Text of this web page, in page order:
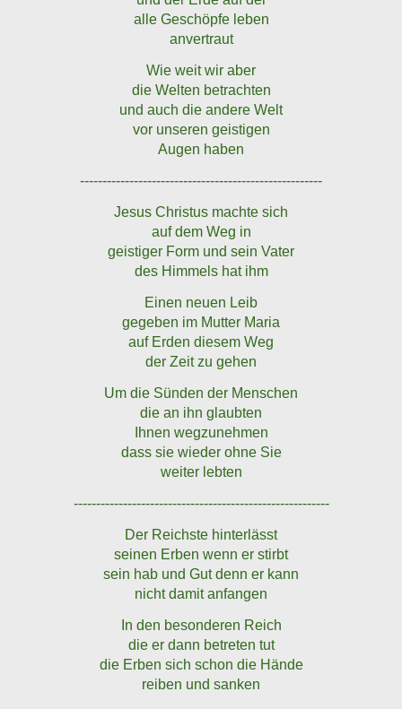
alle Geschöpfe leben
anvertraut
Wie weit wir aber
die Welten betrachten
und auch die andere Welt
vor unseren geistigen
Augen haben
------------------------------------------------------
Jesus Christus machte sich
auf dem Weg in
geistiger Form und sein Vater
des Himmels hat ihm
Einen neuen Leib
gegeben im Mutter Maria
auf Erden diesem Weg
der Zeit zu gehen
Um die Sünden der Menschen
die an ihn glaubten
Ihnen wegzunehmen
dass sie wieder ohne Sie
weiter lebten
---------------------------------------------------------
Der Reichste hinterlässt
seinen Erben wenn er stirbt
sein hab und Gut denn er kann
nicht damit anfangen
In den besonderen Reich
die er dann betreten tut
die Erben sich schon die Hände
reiben und sanken